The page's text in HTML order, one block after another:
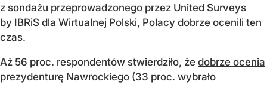
z sondażu przeprowadzonego przez United Surveys
by IBRiS dla Wirtualnej Polski, Polacy dobrze ocenili ten
czas.
Aż 56 proc. respondentów stwierdziło, że dobrze ocenia
prezydenturę Nawrockiego (33 proc. wybrało